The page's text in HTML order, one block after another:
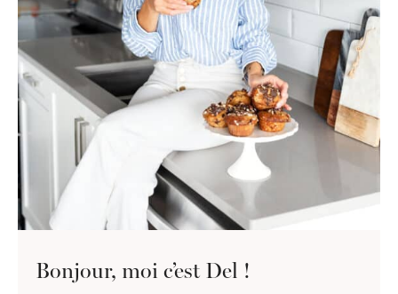
Bonjour, moi c’est Del !